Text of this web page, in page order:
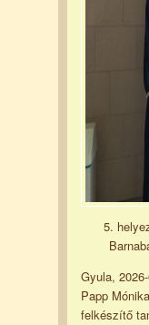
5.
Gyula,
Papp Mónika
felkészítő